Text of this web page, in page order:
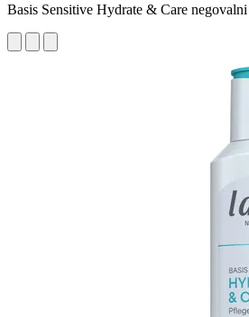
Basis Sensitive Hydrate & Care negovalni